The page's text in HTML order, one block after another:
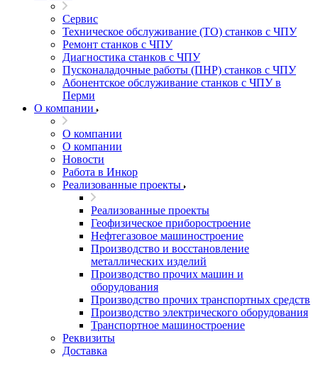
Сервис
Техническое обслуживание (ТО) станков с ЧПУ
Ремонт станков с ЧПУ
Диагностика станков с ЧПУ
Пусконаладочные работы (ПНР) станков с ЧПУ
Абонентское обслуживание станков с ЧПУ в
Перми
О компании
О компании
О компании
Новости
Работа в Инкор
Реализованные проекты
Реализованные проекты
Геофизическое приборостроение
Нефтегазовое машиностроение
Производство и восстановление
металлических изделий
Производство прочих машин и
оборудования
Производство прочих транспортных средств
Производство электрического оборудования
Транспортное машиностроение
Реквизиты
Доставка